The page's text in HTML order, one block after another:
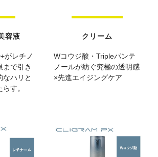
容液
がレチノ
まで引き
なハリと
す。
クリーム
Wコウジ酸・Tripleパンテ
ノールが紡ぐ究極の透明感
×先進エイジングケア